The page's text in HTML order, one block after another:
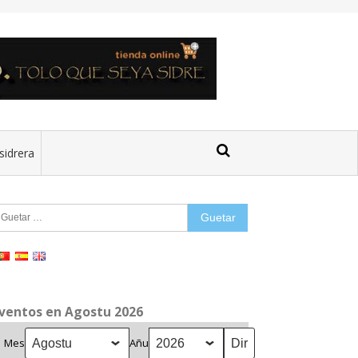
en Agostu 2026
Mes Añu